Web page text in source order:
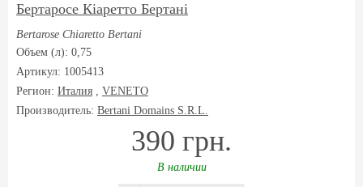
Бертаросе Кіаретто Бертані
Bertarose Chiaretto Bertani
Объем (л): 0,75
Артикул: 1005413
Регион: Италия , VENETO
Производитель: Bertani Domains S.R.L.
390 грн.
В наличии